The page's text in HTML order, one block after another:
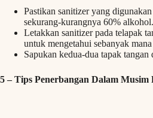
Pastikan sanitizer yang
sekurang-kurangnya 60%
Letakkan sanitizer pada telapak
untuk mengetahui sebanyak
Sapukan kedua-dua tapak
5 –Tips Penerbangan Dalam Musim